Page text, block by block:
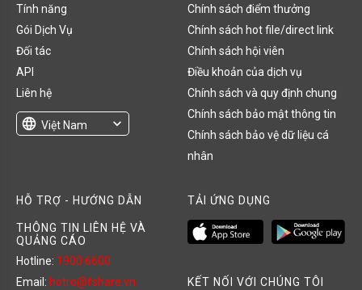
Tính năng
Gói Dịch Vụ
Đối tác
API
Liên hệ
language Việt Nam
expand_more
Chính sách điểm thưởng
Chính sách hot file/direct link
Chính sách hội viên
Điều khoản của dịch vụ
Chính sách và quy định chung
Chính sách bảo mật thông tin
Chính sách bảo vệ dữ liệu cá
nhân
HỖ TRỢ - HƯỚNG DẪN
THÔNG TIN LIÊN HỆ VÀ
QUẢNG CÁO
Hotline: 1900 6600
Email: hotro@fshare.vn
TẢI ỨNG DỤNG
KẾT NỐI VỚI CHÚNG TÔI